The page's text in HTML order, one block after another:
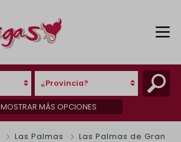
¿Provincia?
MOSTRAR MÁS OPCIONES
Las Palmas
Las Palmas de Gran